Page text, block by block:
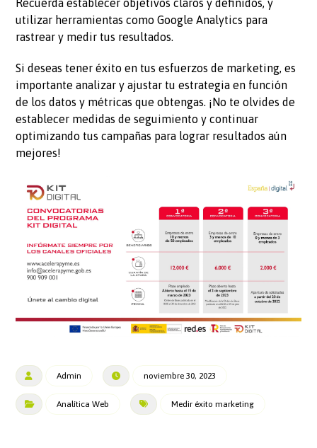
Recuerda establecer objetivos claros y definidos, y
utilizar herramientas como Google Analytics para
rastrear y medir tus resultados.
Si deseas tener éxito en tus esfuerzos de marketing, es
importante analizar y ajustar tu estrategia en función
de los datos y métricas que obtengas. ¡No te olvides de
establecer medidas de seguimiento y continuar
optimizando tus campañas para lograr resultados aún
mejores!
Admin noviembre 30, 2023
Analítica Web Medir éxito marketing